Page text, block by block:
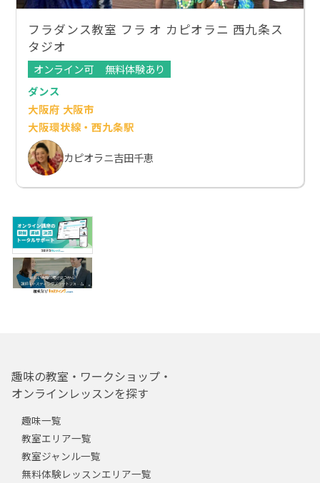
フラダンス教室 フラ オ カピオラニ 西九条ス
タジオ
オンライン可
無料体験あり
ダンス
大阪府 大阪市
大阪環状線・西九条駅
カピオラニ吉田千恵
趣味の教室・ワークショップ・
オンラインレッスンを探す
趣味一覧
教室エリア一覧
教室ジャンル一覧
無料体験レッスンエリア一覧